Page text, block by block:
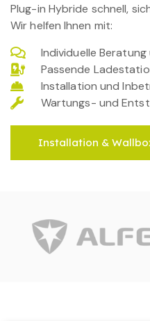
Plug-in Hybride schnell,
Wir helfen Ihnen mit:
Individuelle Beratung
Passende
Installation und
Wartungs- und
Installation &